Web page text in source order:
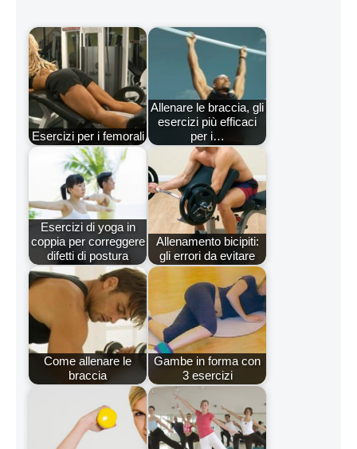
Esercizi per i femorali
Allenare le braccia, gli
esercizi più efficaci
per i…
Esercizi di yoga in
coppia per correggere
difetti di postura
Allenamento bicipiti:
gli errori da evitare
Come allenare le
braccia
Gambe in forma con
3 esercizi